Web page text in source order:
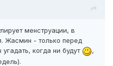
менструации, в
Жасмин - только перед
когда ни будут
,